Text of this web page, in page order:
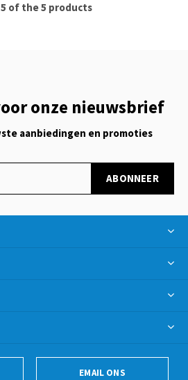
of the 5 products
onze nieuwsbrief
aanbiedingen en promoties
ABONNEER
EMAIL ONS